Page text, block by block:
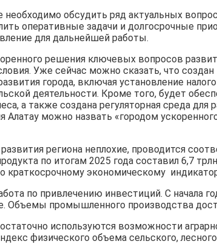
необходимо обсудить ряд актуальных
оперативные задачи и долгосрочные
для дальнейшей работы.
решения ключевых вопросов
Уже сейчас можно сказать, что
города, включая установление
деятельности. Кроме того, будет
а также создана регуляторная среда
Алатау можно назвать «городом
региона неплохие, проводится
по итогам 2025 года составил 6,7
краткосрочному экономическому
по привлечению инвестиций. С начала
Объемы промышленного производства
используются возможности
физического объема сельского,